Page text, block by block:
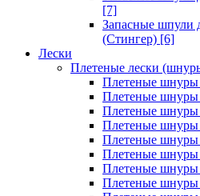
[7]
Запасные шпули
(Стингер) [6]
Лески
Плетеные лески
Плетеные
Плетеные шнуры
Плетеные шнуры
Плетеные шнуры
Плетеные шнуры
Плетеные шнуры
Плетеные шнуры
Плетеные шнуры